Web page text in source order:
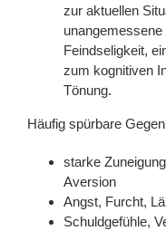
zur aktuellen
Feindseligkeit,
zum kognitiven
Tönung.
Häufig spürbare
starke
Aversion
Angst, Furcht,
Schuldgefühle,